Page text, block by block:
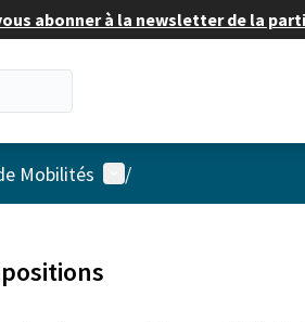
abonner à la newsletter de la
Mobilités Menu utilisateur
/